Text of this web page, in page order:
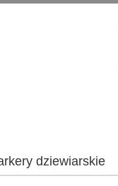
dziewiarskie